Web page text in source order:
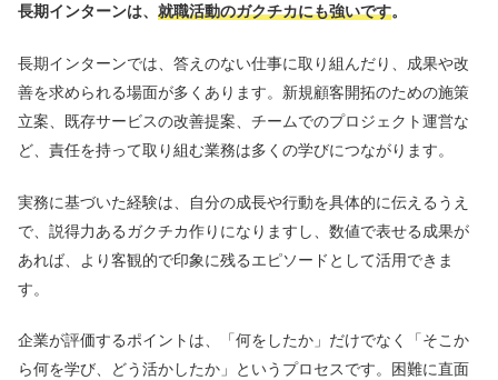
長期インターンは、 就職活動のガクチカにも強いです。
長期インターンでは、答えのない仕事に取り組んだり、成果や改
善を求められる場面が多くあります。新規顧客開拓のための施策
立案、既存サービスの改善提案、チームでのプロジェクト運営な
ど、責任を持って取り組む業務は多くの学びにつながります。
実務に基づいた経験は、自分の成長や行動を具体的に伝えるうえ
で、説得力あるガクチカ作りになりますし、数値で表せる成果が
あれば、より客観的で印象に残るエピソードとして活用できま
す。
企業が評価するポイントは、「何をしたか」だけでなく「そこか
ら何を学び、どう活かしたか」というプロセスです。困難に直面